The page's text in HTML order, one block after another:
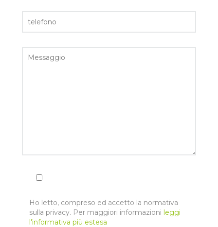
Ho letto, compreso ed accetto la normativa
sulla privacy. Per maggiori informazioni leggi
l'informativa più estesa